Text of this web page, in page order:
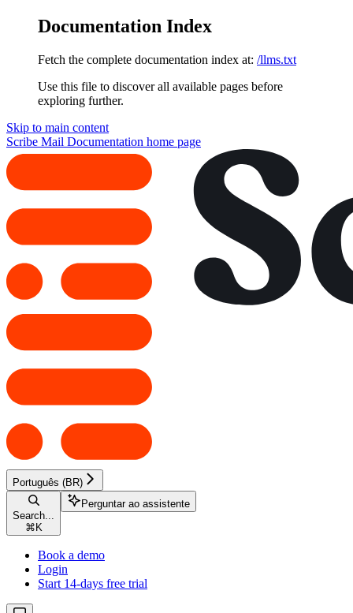
Documentation Index
Fetch the complete documentation index at: /llms.txt
Use this file to discover all available pages before
exploring further.
Skip to main content
Scribe Mail Documentation home page
Português (BR)
Search...
⌘ K
Perguntar ao assistente
Book a demo
Login
Start 14-days free trial